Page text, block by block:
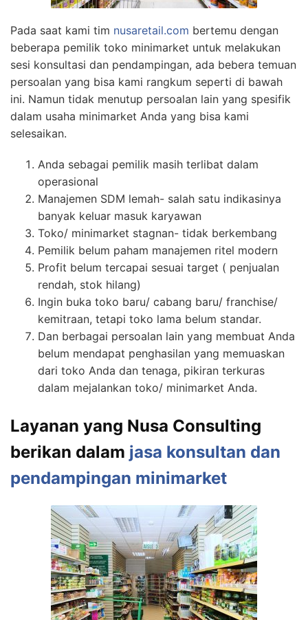
Pada saat kami tim nusaretail.com bertemu dengan
beberapa pemilik toko minimarket untuk melakukan
sesi konsultasi dan pendampingan, ada bebera temuan
persoalan yang bisa kami rangkum seperti di bawah
ini. Namun tidak menutup persoalan lain yang spesifik
dalam usaha minimarket Anda yang bisa kami
selesaikan.
Anda sebagai pemilik masih terlibat dalam
operasional
Manajemen SDM lemah- salah satu indikasinya
banyak keluar masuk karyawan
Toko/ minimarket stagnan- tidak berkembang
Pemilik belum paham manajemen ritel modern
Profit belum tercapai sesuai target ( penjualan
rendah, stok hilang)
Ingin buka toko baru/ cabang baru/ franchise/
kemitraan, tetapi toko lama belum standar.
Dan berbagai persoalan lain yang membuat Anda
belum mendapat penghasilan yang memuaskan
dari toko Anda dan tenaga, pikiran terkuras
dalam mejalankan toko/ minimarket Anda.
Layanan yang Nusa Consulting
berikan dalam jasa konsultan dan
pendampingan minimarket